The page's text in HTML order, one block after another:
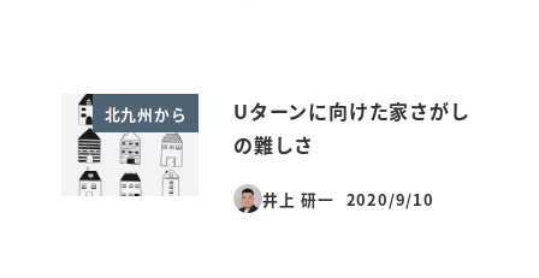
北九州から
Uターンに向けた家さがし
の難しさ
井上 研一
投稿日
2020/9/10